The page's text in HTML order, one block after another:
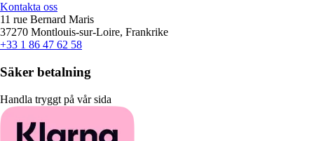
Kontakta oss
11 rue Bernard Maris
37270 Montlouis-sur-Loire, Frankrike
+33 1 86 47 62 58
Säker betalning
Handla tryggt på vår sida